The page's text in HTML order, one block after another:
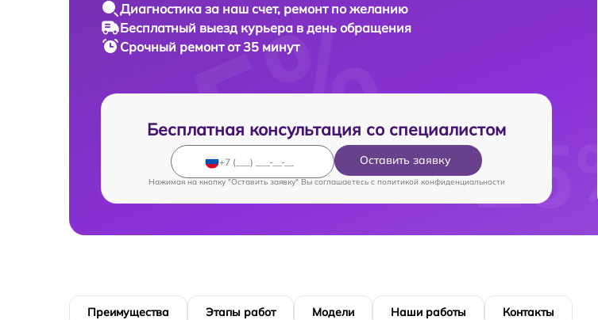
Диагностика за наш счет, ремонт по желанию
Бесплатный выезд курьера в день обращения
Срочный ремонтот 35 минут
Бесплатная консультация со специалистом
Оставить заявку
Нажимая на кнопку "Оставить заявку" Вы соглашаетесь c политикой конфиденциальности
Преимущества Этапы работ Модели Наши работы Контакты